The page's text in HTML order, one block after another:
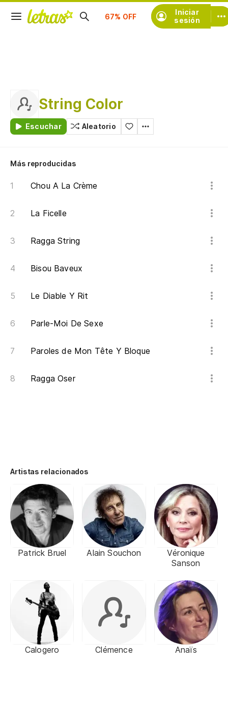
Iniciar
sesión
Suscríbete
String Color
Escuchar Aleatorio
Más reproducidas
Chou A La Crème
La Ficelle
Ragga String
Bisou Baveux
Le Diable Y Rit
Parle-Moi De Sexe
Paroles de Mon Tête Y Bloque
Ragga Oser
Artistas relacionados
Patrick Bruel Alain Souchon
Véronique
Sanson
Calogero Clémence Anaïs